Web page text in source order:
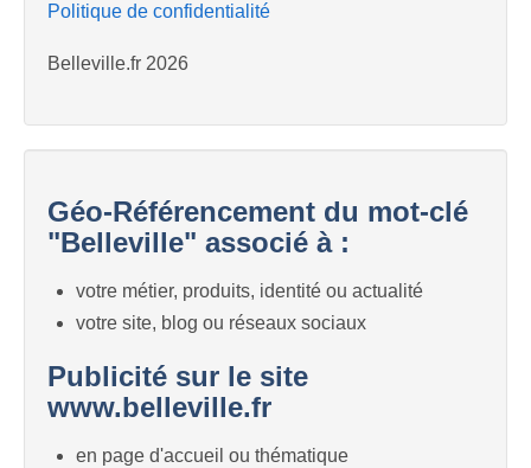
Politique de confidentialité
Belleville.fr 2026
Géo-Référencement du mot-clé
"Belleville" associé à :
votre métier, produits, identité ou actualité
votre site, blog ou réseaux sociaux
Publicité sur le site
www.belleville.fr
en page d'accueil ou thématique